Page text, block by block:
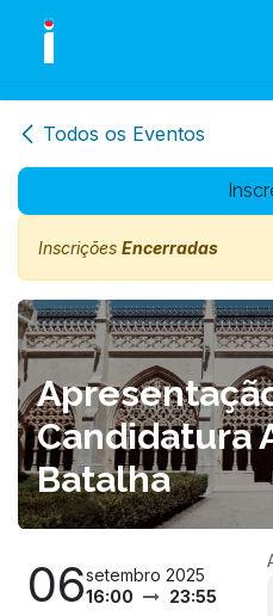
Skip to Content
Todos os Eventos
Inscrições Encerradas
Candidatura
Batalha
06setembro 2025
16:00
23:55